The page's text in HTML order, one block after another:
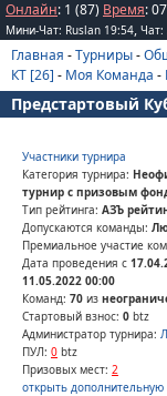
Онлайн: 1 (87) Время:07
Мини-Чат: Ruslan 19:54, Чат:
Главная -Турниры-
КТ [26] - Моя Команда -
Предстартовый
Участники турнира
Категория турнира:
турнир с призовым
Тип рейтинга: АЗЪ
Допускаются команды:
Премиальное участие
Дата проведения с
11.05.2022 00:00
Команд: 70 из
Стартовый взнос: 0 btz
Администратор турнира:
ПУЛ: 0 btz
Призовых мест: 2
открыть